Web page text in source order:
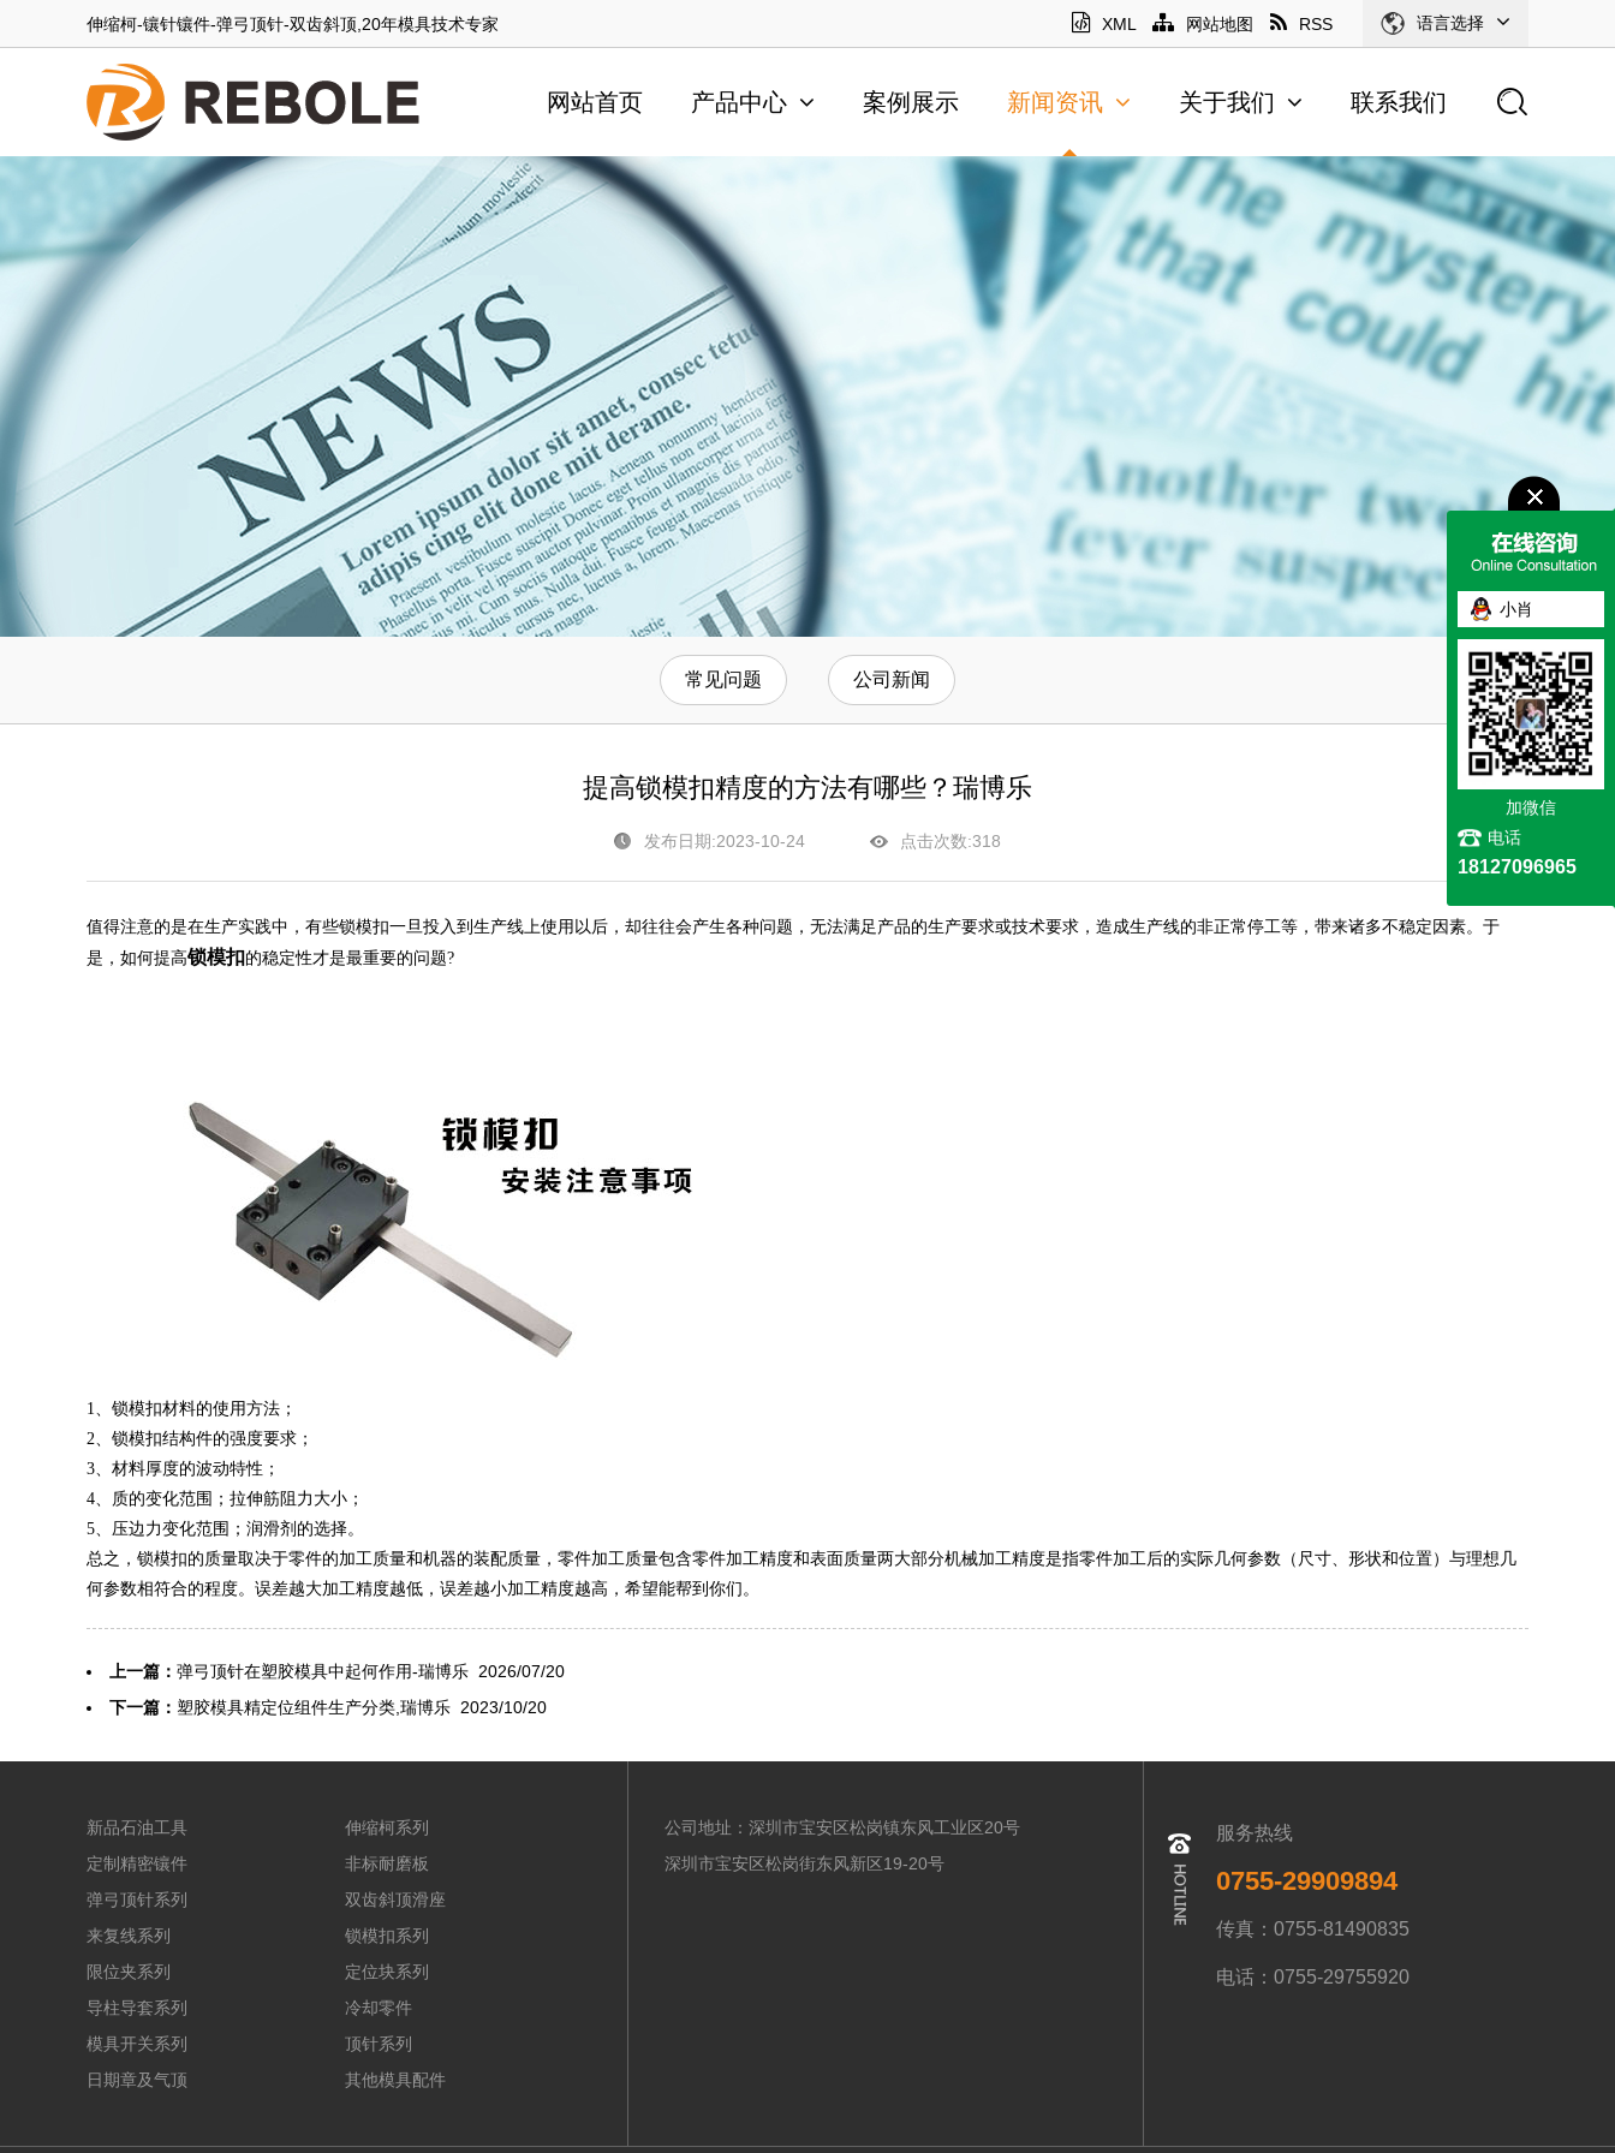
伸缩柯-镶针镶件-弹弓顶针-双齿斜顶,20年模具技术专家 XML 网站地图 RSS 语言选择
网站首页 产品中心 案例展示 新闻资讯 关于我们 联系我们
常见问题 公司新闻
提高锁模扣精度的方法有哪些？瑞博乐
发布日期:2023-10-24 点击次数:318
值得注意的是在生产实践中，有些锁模扣一旦投入到生产线上使用以后，却往往会产生各种问题，无法满足产品的生产要求或技术要求，造成生产线的非正常停工等，带来诸多不稳定因素。于
是，如何提高锁模扣的稳定性才是最重要的问题?
1、 锁模扣材料的使用方法；
2、 锁模扣结构件的强度要求；
3、 材料厚度的波动特性；
4、 质的变化范围；拉伸筋阻力大小；
5、 压边力变化范围；润滑剂的选择。
总之 ，锁模扣的质量取决于零件的加工质量和机器的装配质量，零件加工质量包含零件加工精度和表面质量两大部分机械加工精度是指零件加工后的实际几何参数（尺寸、形状和位置）与理想几
何参数相符合的程度。误差越大加工精度越低，误差越小加工精度越高 ，希望能帮到你们。
上一篇： 弹弓顶针在塑胶模具中起何作用-瑞博乐 2026/07/20
下一篇： 塑胶模具精定位组件生产分类,瑞博乐 2023/10/20
新品石油工具
伸缩柯系列
定制精密镶件
非标耐磨板
弹弓顶针系列
双齿斜顶滑座
来复线系列
锁模扣系列
限位夹系列
定位块系列
导柱导套系列
冷却零件
模具开关系列
顶针系列
日期章及气顶
其他模具配件
公司地址：深圳市宝安区松岗镇东风工业区20号
深圳市宝安区松岗街东风新区19-20号
服务热线
0755-29909894
传真：0755-81490835
电话：0755-29755920
小肖
加微信
电话
18127096965